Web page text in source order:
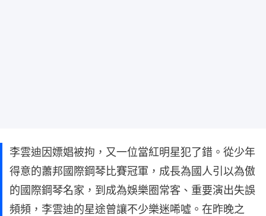
李雲迪因嫖娼被拘，又一位當紅明星犯了錯。從少年
得意的蕭邦國際鋼琴比賽冠軍，成長為國人引以為傲
的國際鋼琴名家，到成為娛樂圈常客、重要演出失誤
頻頻，李雲迪的星途曾讓不少樂迷唏噓。在昨晚之